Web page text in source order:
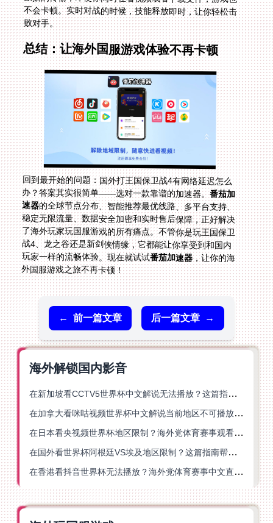
败对手。
总结：让海外国服游戏体验不再卡顿
回到最开始的问题：国外打王国保卫战4有网络延迟怎么
办？答案其实很简单——选对一款靠谱的加速器。番茄加
速器的全球节点分布、智能推荐最优线路、多平台支持、
稳定无限流量、数据安全加密和实时售后保障，正好解决
了海外玩家玩国服游戏的所有痛点。不管你是玩王国保卫
战4、龙之谷还是新剑侠情缘，它都能让你享受到和国内
玩家一样的流畅体验。现在就试试番茄加速器，让你的海
外国服游戏之旅不再卡顿！
← 前一篇文章 后一篇文章 →
海外解锁国内影音
在新加坡看CCTV5世界杯中文解说无法播放？这篇指南帮你解锁海外体育直播自由
在加拿大看咪咕视频世界杯中文解说当前地区不可播放？这篇指南帮你一键解决
在日本看央视频世界杯地区限制？海外党体育赛事观看终极指南
在国外看世界杯阿根廷VS埃及地区限制？这篇指南帮你搞定中文直播+解说
在香港看抖音世界杯无法播放？海外党体育赛事中文直播终极指南